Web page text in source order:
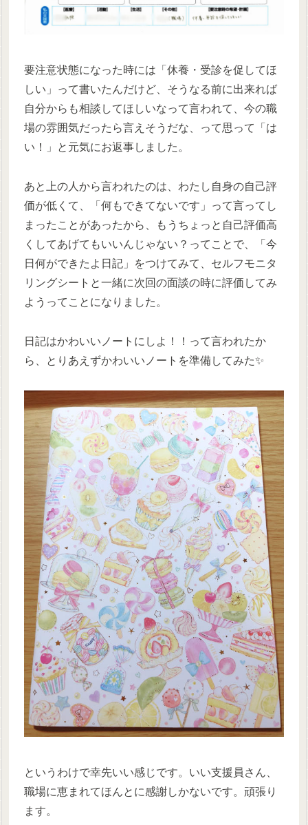
要注意状態になった時には「休養・受診を促してほ
しい」って書いたんだけど、そうなる前に出来れば
自分からも相談してほしいなって言われて、今の職
場の雰囲気だったら言えそうだな、って思って「は
い！」と元気にお返事しました。
あと上の人から言われたのは、わたし自身の自己評
価が低くて、「何もできてないです」って言ってし
まったことがあったから、もうちょっと自己評価高
くしてあげてもいいんじゃない？ってことで、「今
日何ができたよ日記」をつけてみて、セルフモニタ
リングシートと一緒に次回の面談の時に評価してみ
ようってことになりました。
日記はかわいいノートにしよ！！って言われたか
ら、とりあえずかわいいノートを準備してみた✨
というわけで幸先いい感じです。いい支援員さん、
職場に恵まれてほんとに感謝しかないです。頑張り
ます。